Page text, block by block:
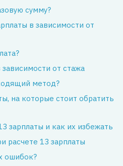
сумму?
в зависимости от
от стажа
метод?
на которые стоит обратить
зарплаты и как их избежать
расчете 13 зарплаты
ошибок?